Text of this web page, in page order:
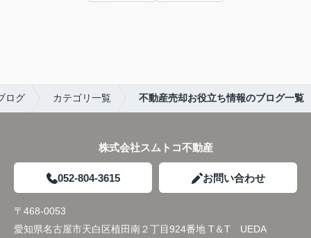
ログ カテゴリ一覧 不動産売却お役立ち情報のブログ一覧
株式会社スムトコ不動産
052-804-3615 お問い合わせ
〒468-0053
愛知県名古屋市天白区植田南２丁目924番地 T＆T UEDA